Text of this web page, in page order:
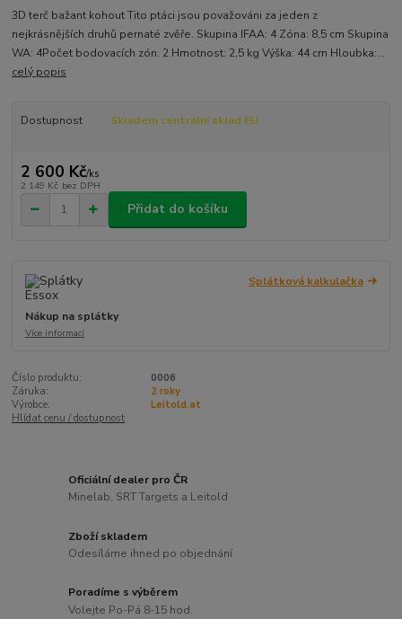
3D terč bažant kohout Tito ptáci jsou považováni za jeden z
nejkrásnějších druhů pernaté zvěře. Skupina IFAA: 4 Zóna: 8,5 cm Skupina
WA: 4Počet bodovacích zón: 2 Hmotnost: 2,5 kg Výška: 44 cm Hloubka:...
celý popis
Dostupnost Skladem centrální sklad EU
2 600 Kč/ks
2 149 Kč bez DPH
Přidat do košíku
Splátková kalkulačka
Nákup na splátky
Více informací
Číslo produktu:
0006
Záruka:
2 roky
Výrobce:
Leitold.at
Hlídat cenu / dostupnost
Oficiální dealer pro ČR
Minelab, SRT Targets a Leitold
Zboží skladem
Odesíláme ihned po objednání
Poradíme s výběrem
Volejte Po-Pá 8-15 hod.